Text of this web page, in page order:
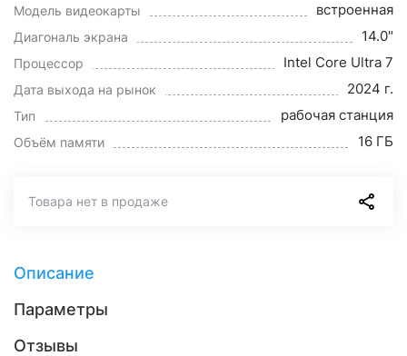
Модель видеокарты встроенная
Диагональ экрана 14.0"
Процессор Intel Core Ultra 7
Дата выхода на рынок 2024 г.
Тип рабочая станция
Объём памяти 16 ГБ
Товара нет в продаже
Описание
Параметры
Отзывы